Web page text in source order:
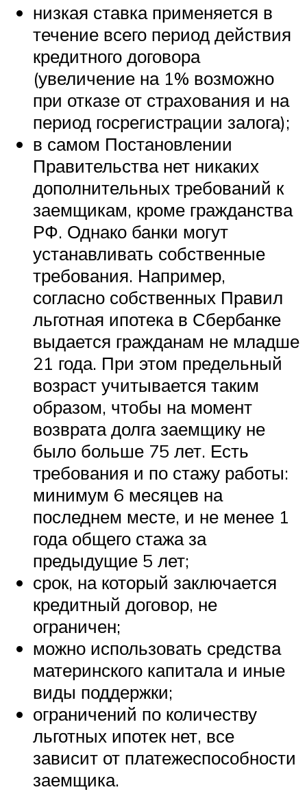
низкая ставка применяется в
течение всего период действия
кредитного договора
(увеличение на 1% возможно
при отказе от страхования и на
период госрегистрации залога);
в самом Постановлении
Правительства нет никаких
дополнительных требований к
заемщикам, кроме гражданства
РФ. Однако банки могут
устанавливать собственные
требования. Например,
согласно собственных Правил
льготная ипотека в Сбербанке
выдается гражданам не младше
21 года. При этом предельный
возраст учитывается таким
образом, чтобы на момент
возврата долга заемщику не
было больше 75 лет. Есть
требования и по стажу работы:
минимум 6 месяцев на
последнем месте, и не менее 1
года общего стажа за
предыдущие 5 лет;
срок, на который заключается
кредитный договор, не
ограничен;
можно использовать средства
материнского капитала и иные
виды поддержки;
ограничений по количеству
льготных ипотек нет, все
зависит от платежеспособности
заемщика.